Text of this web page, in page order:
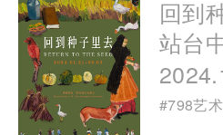
区
域
区
域
回到
站台
#798艺